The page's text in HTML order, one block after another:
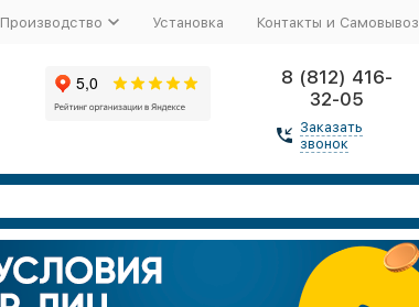
Производство Установка Контакты и Самовывоз
8 (812) 416-
32-05
Заказать
звонок